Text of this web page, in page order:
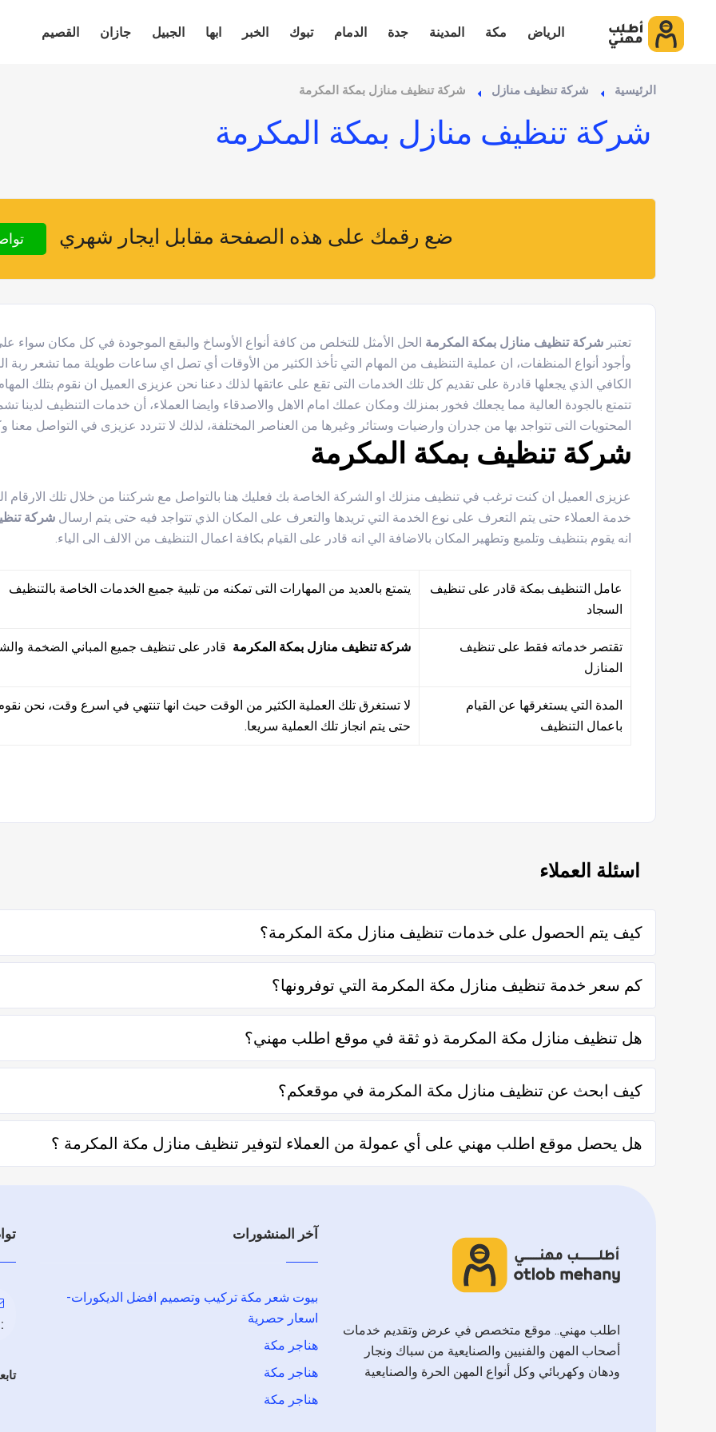
الرياض مكة المدينة جدة الدمام تبوك الخبر ابها الجبيل جازان القصيم
الرئيسية شركة تنظيف منازل شركة تنظيف منازل بمكة المكرمة
شركة تنظيف منازل بمكة المكرمة
ضع رقمك على هذه الصفحة مقابل ايجار شهري
تعتبر شركة تنظيف منازل بمكة المكرمة الحل الأمثل للتخلص من كافة أنواع الأوساخ والبقع الموجودة في كل مكان سواء
وأجود أنواع المنظفات، ان عملية التنظيف من المهام التي تأخذ الكثير من الأوقات أي تصل اي ساعات طويلة مما تشعر
الكافي الذي يجعلها قادرة على تقديم كل تلك الخدمات التى تقع على عاتقها لذلك دعنا نحن عزيزى العميل ان نقوم بتلك
تتمتع بالجودة العالية مما يجعلك فخور بمنزلك ومكان عملك امام الاهل والاصدقاء وايضا العملاء، أن خدمات التنظيف
المحتويات التى تتواجد بها من جدران وارضيات وستائر وغيرها من العناصر المختلفة، لذلك لا تتردد عزيزى في التواصل معنا
شركة تنظيف بمكة المكرمة
عزيزى العميل ان كنت ترغب في تنظيف منزلك او الشركة الخاصة بك فعليك هنا بالتواصل مع شركتنا من خلال تلك الارقام
خدمة العملاء حتى يتم التعرف على نوع الخدمة التي تريدها والتعرف على المكان الذي تتواجد فيه حتى يتم ارسال شركة
انه يقوم بتنظيف وتلميع وتطهير المكان بالاضافة الي انه قادر على القيام بكافة اعمال التنظيف من الالف الى الياء.
عامل التنظيف بمكة قادر على تنظيف
السجاد
يتمتع بالعديد من المهارات التى تمكنه من تلبية جميع الخدمات الخاصة بالتنظيف
تقتصر خدماته فقط على تنظيف
المنازل
شركة تنظيف منازل بمكة المكرمة قادر على تنظيف جميع المباني الضخمة
المدة التي يستغرقها عن القيام
باعمال التنظيف
لا تستغرق تلك العملية الكثير من الوقت حيث انها تنتهي في اسرع وقت، نحن
حتى يتم انجاز تلك العملية سريعا.
اسئلة العملاء
كيف يتم الحصول على خدمات تنظيف منازل مكة المكرمة؟
يتم الحصول على خدمات تنظيف منازل مكة المكرمة من خلال التواصل معه إما على الواتساب أو تليفونياً وطلب الخدمة منه بعمل
كم سعر خدمة تنظيف منازل مكة المكرمة التي توفرونها؟
تختلف اسعار خدمات تنظيف منازل مكة المكرمة وفقاً لعدة عناصر منها قرب المسافة وحجم العمل وتوقيته وهل هو عمل
هل تنظيف منازل مكة المكرمة ذو ثقة في موقع اطلب مهني؟
نعم تنظيف منازل مكة المكرمة في موقع اطلب مهني ذو ثقة في التعامل فكل الفنيين والشركات يتم تقييمهم من عملاء
كيف ابحث عن تنظيف منازل مكة المكرمة في موقعكم؟
يُمكنك البحث عن تنظيف منازل مكة المكرمة في موقعنا من خلال تحديد المنطقة ثم تحديد المهنة وإختيار الفني الأقرب إليك
والشركات من خلال العملاء بعد كل زيارة لهم.
هل يحصل موقع اطلب مهني على أي عمولة من العملاء لتوفير تنظيف منازل مكة المكرمة ؟
اطلب مهني.. موقع متخصص في عرض وتقديم خدمات
أصحاب المهن والفنيين والصنايعية من سباك ونجار
ودهان وكهربائي وكل أنواع المهن الحرة والصنايعية
آخر المنشورات
بيوت شعر مكة تركيب وتصميم افضل الديكورات-
اسعار حصرية
هناجر مكة
هناجر مكة
هناجر مكة
: